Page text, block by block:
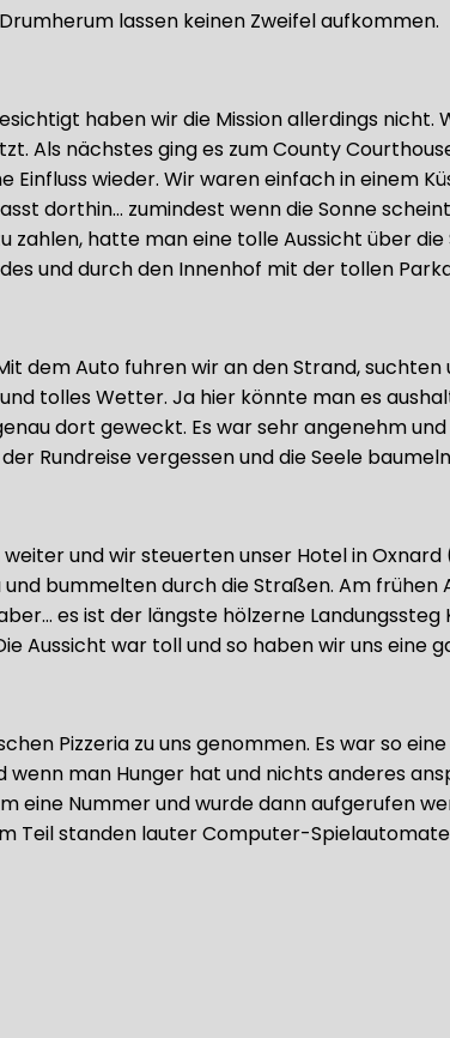
lassen keinen Zweifel aufkommen.
haben wir die Mission allerdings
Als nächstes ging es zum County
wieder. Wir waren einfach in einem
dorthin… zumindest wenn die Sonne
hatte man eine tolle Aussicht über
und durch den Innenhof mit der tollen
dem Auto fuhren wir an den Strand,
tolles Wetter. Ja hier könnte man es
dort geweckt. Es war sehr angenehm
Rundreise vergessen und die Seele
und wir steuerten unser Hotel in
bummelten durch die Straßen. Am frühen
es ist der längste hölzerne
Aussicht war toll und so haben wir uns eine
Pizzeria zu uns genommen. Es war so
man Hunger hat und nichts anderes
eine Nummer und wurde dann aufgerufen
Teil standen lauter Computer-